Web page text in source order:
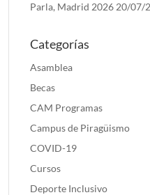
Parla, Madrid 2026 20/07/
Categorías
Asamblea
Becas
CAM Programas
Campus de Piragüismo
COVID-19
Cursos
Deporte Inclusivo